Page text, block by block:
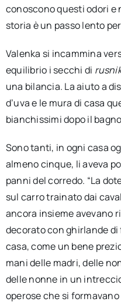
conoscono questi odori e
storia è un passo lento
Valenka si incammina
equilibrio i secchi di
una bilancia. La aiuto a
d’uva e le mura di casa
bianchissimi dopo il
Sono tanti, in ogni casa
almeno cinque, li aveva
panni del corredo. “La
sul carro trainato dai
ancora insieme avevano
decorato con ghirlande
casa, come un bene
mani delle madri, delle
delle nonne in un
operose che si